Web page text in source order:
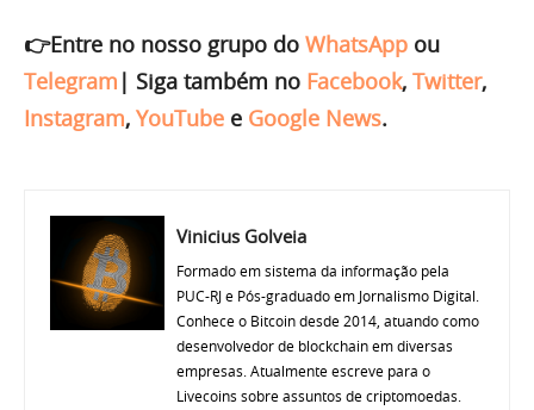
👉Entre no nosso grupo do WhatsApp ou
Telegram | Siga também no Facebook, Twitter,
Instagram, YouTube e Google News.
Vinicius Golveia
Formado em sistema da informação pela
PUC-RJ e Pós-graduado em Jornalismo Digital.
Conhece o Bitcoin desde 2014, atuando como
desenvolvedor de blockchain em diversas
empresas. Atualmente escreve para o
Livecoins sobre assuntos de criptomoedas.